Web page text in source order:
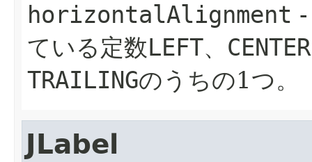
horizontalAlignment
ている定数LEFT、 CENTER
TRAILINGのうちの1つ。
JLabel